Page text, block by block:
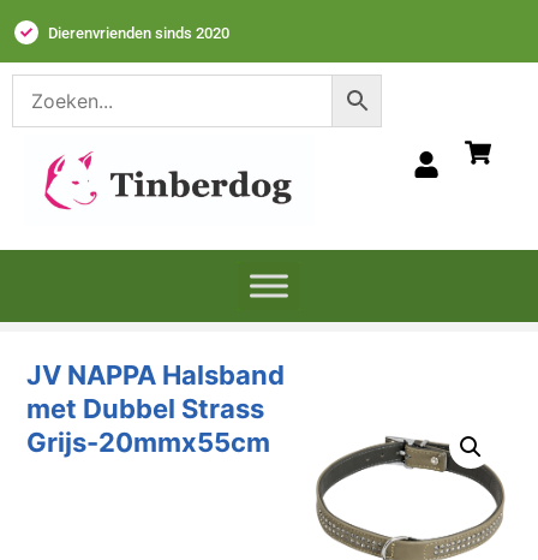
Dierenvrienden sinds 2020
JV NAPPA Halsband
met Dubbel Strass
Grijs-20mmx55cm